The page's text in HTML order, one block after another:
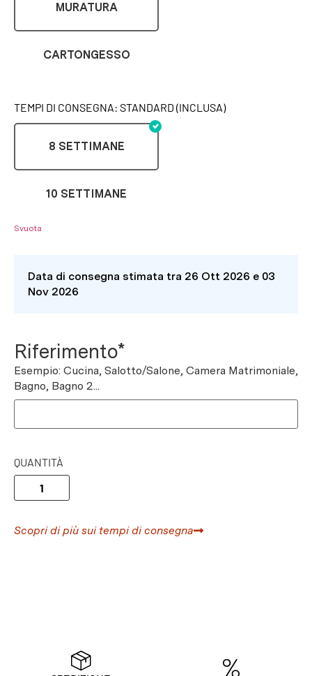
MURATURA
CARTONGESSO
TEMPI DI CONSEGNA: STANDARD (INCLUSA)
8 SETTIMANE
10 SETTIMANE
Svuota
Data di consegna stimata tra 26 Ott 2026 e 03
Nov 2026
Riferimento*
Esempio: Cucina, Salotto/Salone, Camera Matrimoniale,
Bagno, Bagno 2...
QUANTITÀ
Scopri di più sui tempi di consegna